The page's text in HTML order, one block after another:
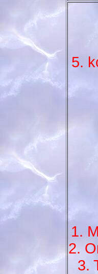
5.
1.
2.
3.